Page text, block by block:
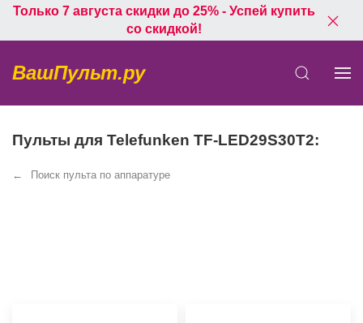
Только 7 августа скидки до 25% - Успей купить
со скидкой!
ВашПульт.ру
Пульты для Telefunken TF-LED29S30T2:
Поиск пульта по аппаратуре